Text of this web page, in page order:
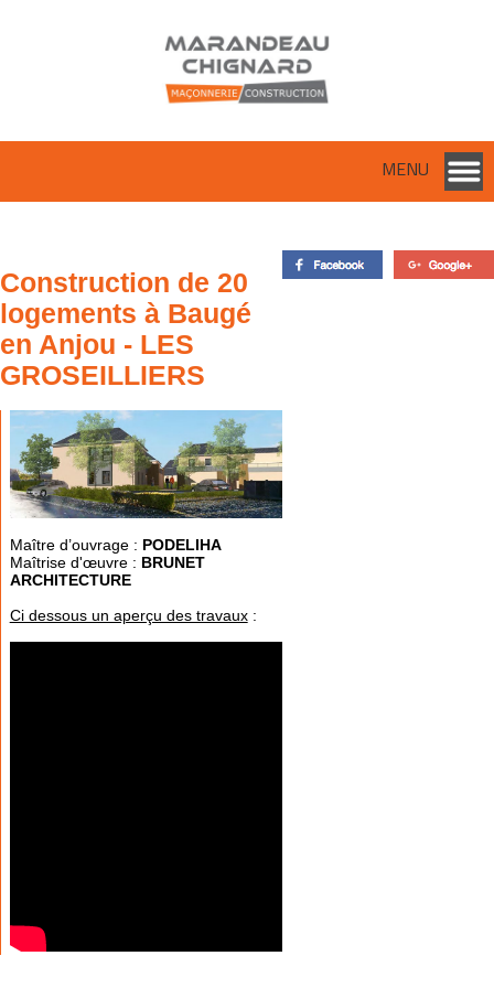
MENU
Construction de 20
logements à Baugé
en Anjou - LES
GROSEILLIERS
Maître d’ouvrage : PODELIHA
Maîtrise d'œuvre : BRUNET
ARCHITECTURE
Ci dessous un aperçu des travaux: